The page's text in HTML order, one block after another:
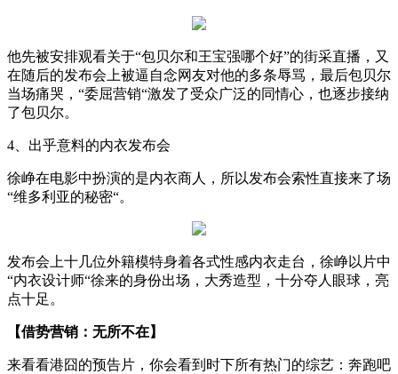
他先被安排观看关于“包贝尔和王宝强哪个好”的街采直播，又
在随后的发布会上被逼自念网友对他的多条辱骂，最后包贝尔
当场痛哭，“委屈营销“激发了受众广泛的同情心，也逐步接纳
了包贝尔。
4、出乎意料的内衣发布会
徐峥在电影中扮演的是内衣商人，所以发布会索性直接来了场
“维多利亚的秘密“。
发布会上十几位外籍模特身着各式性感内衣走台，徐峥以片中
“内衣设计师“徐来的身份出场，大秀造型，十分夺人眼球，亮
点十足。
【借势营销：无所不在】
来看看港囧的预告片，你会看到时下所有热门的综艺：奔跑吧